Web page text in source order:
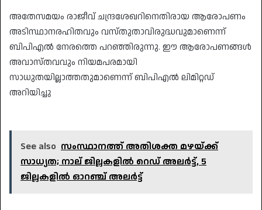
അതേസമയം രാജീവ് ചന്ദ്രശേഖറിനെതിരായ ആരോപണം
അടിസ്ഥാനരഹിതവും വസ്തുതാവിരുദ്ധവുമാണെന്ന്
ബിപിഎൽ നേരത്തെ പറഞ്ഞിരുന്നു. ഈ ആരോപണങ്ങൾ
അവാസ്തവവും നിയമപരമായി
സാധുതയില്ലാത്തതുമാണെന്ന് ബിപിഎൽ ലിമിറ്റഡ്
അറിയിച്ചു
See also സംസ്ഥാനത്ത് അതിശക്ത മഴയ്ക്ക്
സാധ്യത; നാല് ജില്ലകളിൽ റെഡ് അലർട്ട്, 5
ജില്ലകളിൽ ഓറഞ്ച് അലർട്ട്